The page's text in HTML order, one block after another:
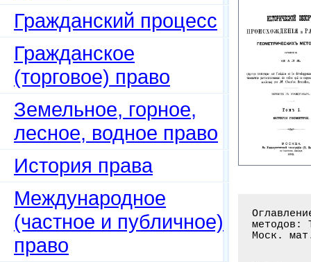
Гражданский процесс
Гражданское
(торговое) право
Земельное, горное,
лесное, водное право
История права
Международное
(частное и публичное)
право
Моск.